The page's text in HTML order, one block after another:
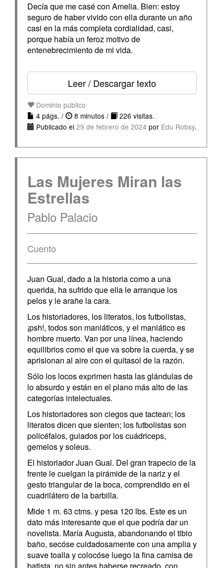
Decía que me casé con Amelia. Bien: estoy
seguro de haber vivido con ella durante un año
casi en la más completa cordialidad, casi,
porque había un feroz motivo de
entenebrecimiento de mi vida.
Leer / Descargar texto
Dominio público
4 págs. /
8 minutos /
226 visitas.
Publicado el 29 de febrero de 2024 por Edu Robsy.
Las Mujeres Miran las
Estrellas
Pablo Palacio
Cuento
Juan Gual, dado a la historia como a una
querida, ha sufrido que ella le arranque los
pelos y le arañe la cara.
Los historiadores, los literatos, los futbolistas,
¡psh!, todos son maniáticos, y el maniático es
hombre muerto. Van por una línea, haciendo
equilibrios como el que va sobre la cuerda, y se
aprisionan al aire con el quitasol de la razón.
Sólo los locos exprimen hasta las glándulas de
lo absurdo y están en el plano más alto de las
categorías intelectuales.
Los historiadores son ciegos que tactean; los
literatos dicen que sienten; los futbolistas son
policéfalos, guiados por los cuádriceps,
gemelos y soleus.
El historiador Juan Gual. Del gran trapecio de la
frente le cuelgan la pirámide de la nariz y el
gesto triangular de la boca, comprendido en el
cuadrilátero de la barbilla.
Mide 1 m. 63 ctms. y pesa 120 lbs. Este es un
dato más interesante que el que podría dar un
novelista. María Augusta, abandonando el tibio
baño, secóse cuidadosamente con una amplia y
suave toalla y colocóse luego la fina camisa de